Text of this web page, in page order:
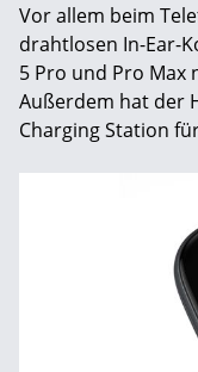
Vor allem beim
drahtlosen In-Ear-
5 Pro und Pro Max
Außerdem hat der
Charging Station